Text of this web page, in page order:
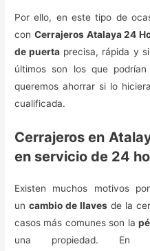
Por ello, en este tipo de
con Cerrajeros Atalaya 24
de puerta precisa, rápida y
últimos son los que
queremos ahorrar si lo
cualificada.
Cerrajeros en
en servicio de 24
Existen muchos motivos
uncambio de llaves de la
casos más comunes son la
una propiedad. En